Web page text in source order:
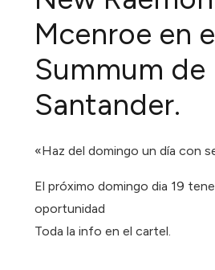
Mcenroe en
Summum de
Santander.
«Haz del domingo un día con
El próximo domingo dia 19
oportunidad
Toda la info en el cartel.